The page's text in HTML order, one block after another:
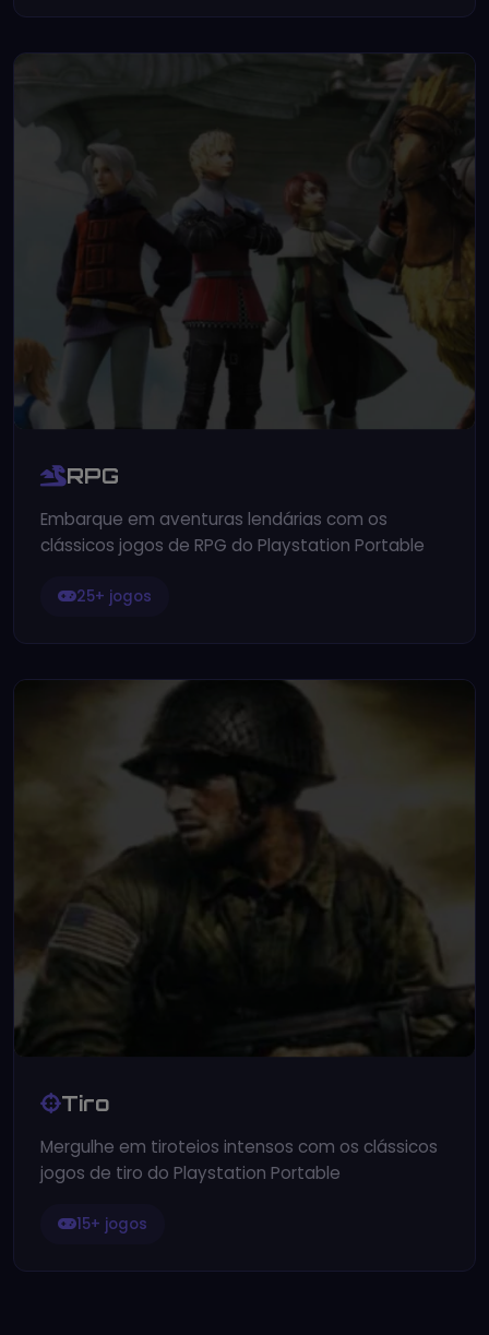
RPG
Embarque em aventuras lendárias com os
clássicos jogos de RPG do Playstation Portable
25+ jogos
Tiro
Mergulhe em tiroteios intensos com os clássicos
jogos de tiro do Playstation Portable
15+ jogos